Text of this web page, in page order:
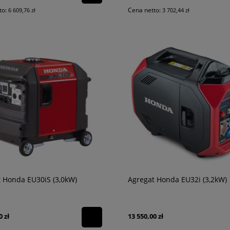
galowego OSP
Chusteczki do czyszczenia i
dekontaminacji sprzętu
6 609,76 zł Cena netto: 3 702,44 zł
EU30iS (3,0kW)
zł
Agregat Honda EU32i (3,2kW)
13 550,00 zł